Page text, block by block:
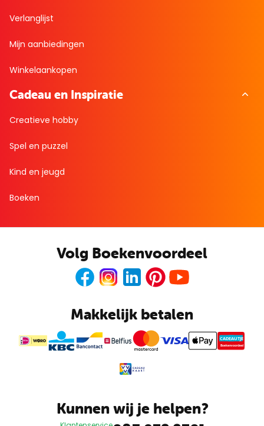
Verlanglijst
Mijn aanbiedingen
Winkelaankopen
Cadeau en Inspiratie
Creatieve hobby
Spel en puzzel
Kind en jeugd
Boeken
Volg Boekenvoordeel
FacebookInstagramLinkedInPinterest
Makkelijk betalen
Boekenvoordeel
CADEAUTJE
Kunnen wij je helpen?